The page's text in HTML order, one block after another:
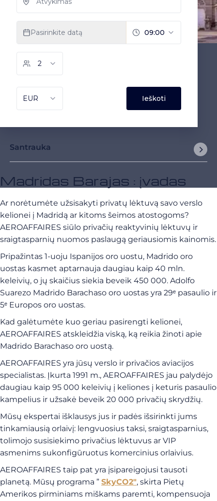
Santrauka
Madridas Barajas : įvadas
Ar norėtumėte užsisakyti privatų lėktuvą savo verslo
kelionei į Madridą ar kitoms šeimos atostogoms?
AEROAFFAIRES siūlo privačių reaktyvinių lėktuvų ir
sraigtasparnių nuomos paslaugą geriausiomis kainomis.
Pripažintas 1-uoju Ispanijos oro uostu, Madrido oro
uostas kasmet aptarnauja daugiau kaip 40 mln.
keleivių, o jų skaičius siekia beveik 450 000. Adolfo
Suarezo Madrido Barachaso oro uostas yra 29ᵉ pasaulio ir
5ᵉ Europos oro uostas.
Kad galėtumėte kuo geriau pasirengti kelionei,
AEROAFFAIRES atskleidžia viską, ką reikia žinoti apie
Madrido Barachaso oro uostą.
AEROAFFAIRES yra jūsų verslo ir privačios aviacijos
specialistas. Įkurta 1991 m., AEROAFFAIRES jau palydėjo
daugiau kaip 95 000 keleivių į keliones į keturis pasaulio
kampelius ir užsakė beveik 20 000 privačių skrydžių.
Mūsų ekspertai išklausys jus ir padės išsirinkti jums
tinkamiausią orlaivį: lengvuosius taksi, sraigtasparnius,
tolimojo susisiekimo privačius lėktuvus ar VIP
asmenims sukonfigūruotus komercinius orlaivius.
AEROAFFAIRES taip pat yra įsipareigojusi tausoti
planetą. Mūsų programa ” SkyCO2″, skirta Pietų
Amerikos pirminiams miškams paremti, kompensuoja